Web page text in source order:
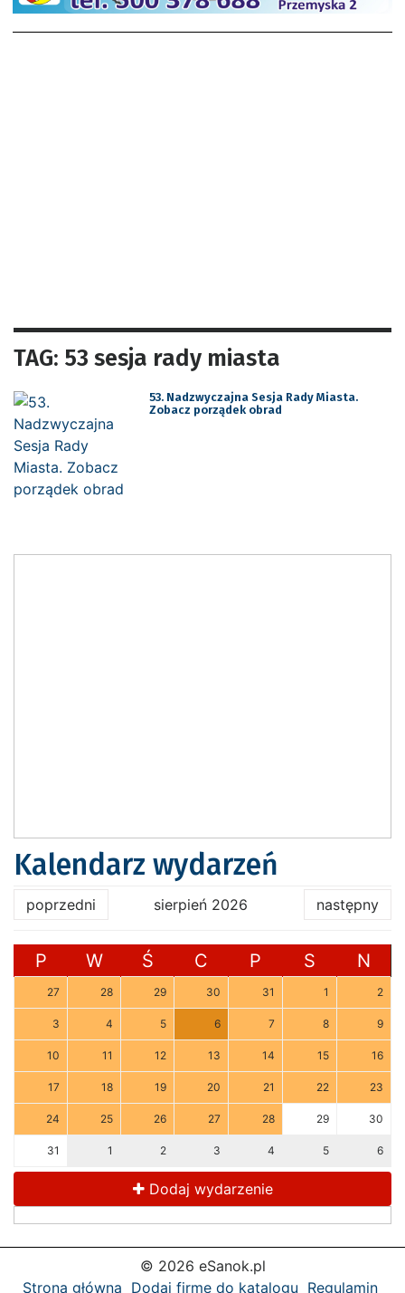
TAG: 53 sesja rady miasta
53. Nadzwyczajna Sesja Rady Miasta.
Zobacz porządek obrad
Kalendarz wydarzeń
poprzedni sierpień 2026 następny
P W Ś C P S N
27 28 29 30 31 1 2
3 4 5 6 7 8 9
10 11 12 13 14 15 16
17 18 19 20 21 22 23
24 25 26 27 28 29 30
31 1 2 3 4 5 6
Dodaj wydarzenie
© 2026 eSanok.pl
Strona główna Dodaj firmę do katalogu Regulamin